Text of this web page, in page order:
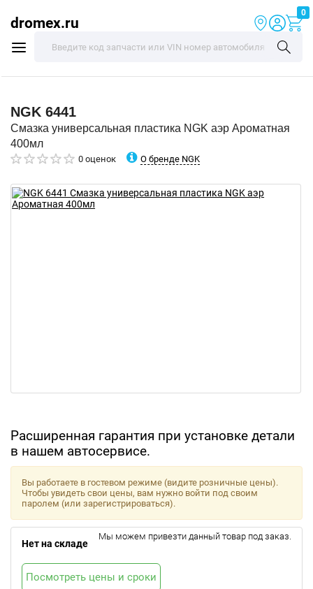
dromex.ru
0
NGK 6441
Смазка универсальная пластика NGK аэр Ароматная
400мл
0 оценок О бренде NGK
Расширенная гарантия при установке детали
в нашем автосервисе.
Вы работаете в гостевом режиме (видите розничные цены).
Чтобы увидеть свои цены, вам нужно войти под своим
паролем (или зарегистрироваться).
Нет на складе
Мы можем привезти данный товар под заказ.
Посмотреть цены и сроки